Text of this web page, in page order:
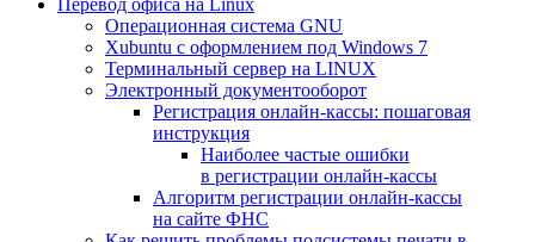
Перевод офиса на Linux
Операционная система GNU
Xubuntu с оформлением под Windows 7
Терминальный сервер на LINUX
Электронный документооборот
Регистрация онлайн-кассы: пошаговая
инструкция
Наиболее частые ошибки
в регистрации онлайн-кассы
Алгоритм регистрации онлайн-кассы
на сайте ФНС